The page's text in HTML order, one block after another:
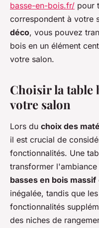
basse-en-bois.fr/ pour
correspondent à votre
déco, vous pouvez
bois en un élément
votre salon.
Choisir la table
votre salon
Lors du choix des
il est crucial de
fonctionnalités. Une
transformer
basses en bois massif
inégalée, tandis que
fonctionnalités
des niches de